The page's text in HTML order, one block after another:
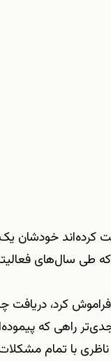
کرده‌اند خودشان
طی سال‌های
فراموش کرد،
راهی که
با تمام مشکلات